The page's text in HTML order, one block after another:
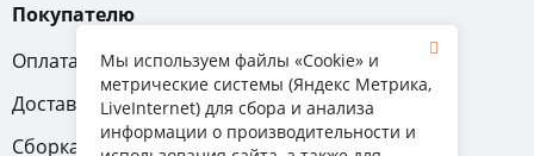
Покупателю
Оплата
Вопрос-ответ
Доставка
Обмен и возврат
Сборка
Гарантия
Мы используем файлы «Cookie» и
метрические системы (Яндекс Метрика,
LiveInternet) для сбора и анализа
информации о производительности и